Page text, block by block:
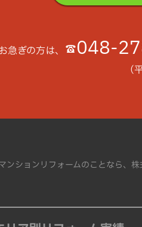
急ぎの方は、 048-
（
ションリフォームのことなら、株